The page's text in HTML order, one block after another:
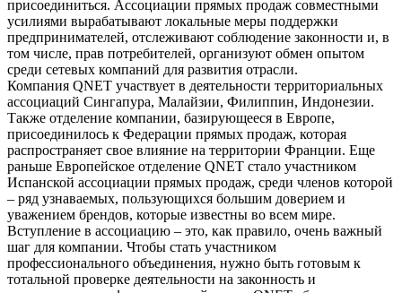
присоединиться. Ассоциации прямых продаж совместными
усилиями вырабатывают локальные меры поддержки
предпринимателей, отслеживают соблюдение законности и, в
том числе, прав потребителей, организуют обмен опытом
среди сетевых компаний для развития отрасли.
Компания QNET участвует в деятельности территориальных
ассоциаций Сингапура, Малайзии, Филиппин, Индонезии.
Также отделение компании, базирующееся в Европе,
присоединилось к Федерации прямых продаж, которая
распространяет свое влияние на территории Франции. Еще
раньше Европейское отделение QNET стало участником
Испанской ассоциации прямых продаж, среди членов которой
– ряд узнаваемых, пользующихся большим доверием и
уважением брендов, которые известны во всем мире.
Вступление в ассоциацию – это, как правило, очень важный
шаг для компании. Чтобы стать участником
профессионального объединения, нужно быть готовым к
тотальной проверке деятельности на законность и